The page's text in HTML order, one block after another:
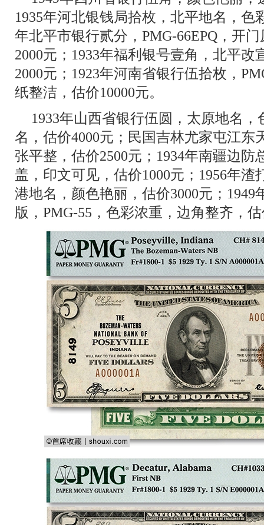
1935年河北银钱局拾枚，北平地名，色
年北平市银行贰分，PMG-66EPQ，开
2000元；1933年福利银号壹角，北平
2000元；1923年河南省银行伍拾枚，
纸整洁，估价10000元。
1933年山西省银行伍圆，太原地名
名，估价4000元；民国吉林尤家屯江东
张平整，估价2500元；1934年南疆边
盖，印文可见，估价1000元；1956年渣
港地名，颜色艳丽，估价3000元；
版，PMG-55，色彩浓重，边角整齐，